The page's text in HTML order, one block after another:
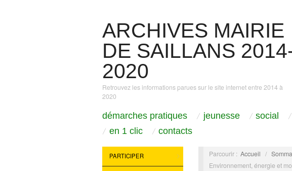
ARCHIVES MAIRIE
DE SAILLANS
2020
Retrouvez les informations parues sur le site internet entre 2014 à
2020
démarches pratiques jeunesse social
en 1 clic
contacts
PARTICIPER Parcourir : Accueil /
Environnement, énergie et